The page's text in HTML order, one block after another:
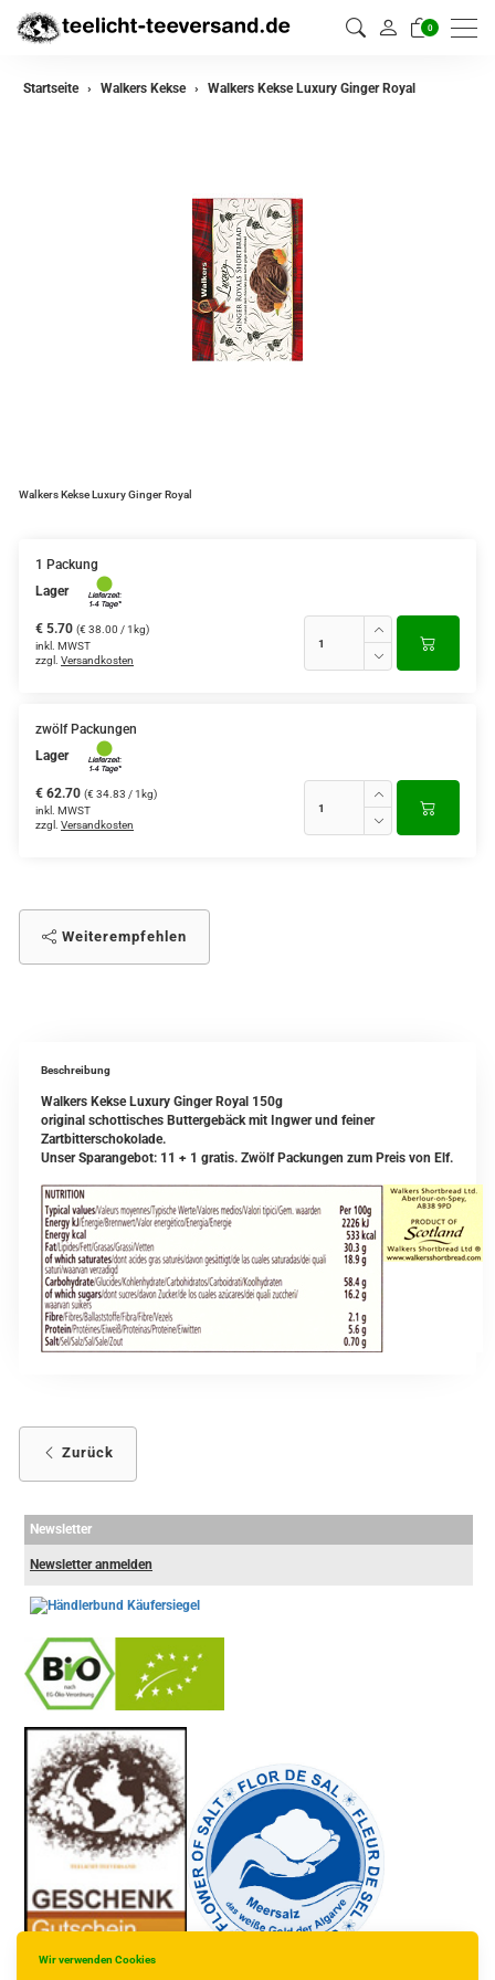
Wir verwenden Cookies
0
Startseite Walkers Kekse Walkers Kekse Luxury Ginger Royal
Walkers Kekse Luxury Ginger Royal
1 Packung
Lager
€ 5.70 (€ 38.00 / 1kg)
inkl. MWST
zzgl. Versandkosten
zwölf Packungen
Lager
€ 62.70 (€ 34.83 / 1kg)
inkl. MWST
zzgl. Versandkosten
Weiterempfehlen
Beschreibung
Walkers Kekse Luxury Ginger Royal 150g
original schottisches Buttergebäck mit Ingwer und feiner
Zartbitterschokolade.
Unser Sparangebot: 11 + 1 gratis. Zwölf Packungen zum Preis von Elf.
Zurück
Newsletter
Newsletter anmelden